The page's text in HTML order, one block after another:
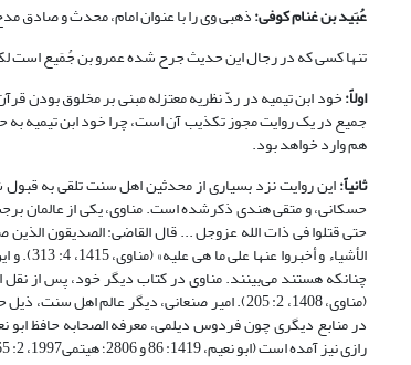
عُبَید بن غنام کوفی:ذهبی وی را با عنوان امام، محدث و صادق مدح
تنها کسی که در رجال این حدیث جرح شده عمرو بن جُمَیع است
اولاً:خود ابن تیمیه در ردّ نظریه معتزله مبنی بر مخلوق بودن قرآن
جمیع در یک روایت مجوز تکذیب آن است، چرا خود ابن تیمیه به
هم وارد خواهد بود.
ثانیاً:این روایت نزد بسیاری از محدثین اهل سنت تلقی به
حسکانی، و متقی هندی ذکرشده است. مناوی، یکی از عالمان
حتی قتلوا فی ذات الله عزوجل ... قال القاضی: الصدیقون الذین
در منابع دیگری چون فردوس دیلمی، معرفه الصحابه حافظ ابو
رازی نیز آمده است (ابو نعیم، 1419: 86 و 2806؛ هیتمی1997، 2: 365؛ طبری، بی‌تا، 3: 104؛ آلوسی، 1415، 8: 460؛ ابو حیان آندلسی، 1420، 9: 253؛ رازی، 1420، 27: 509).